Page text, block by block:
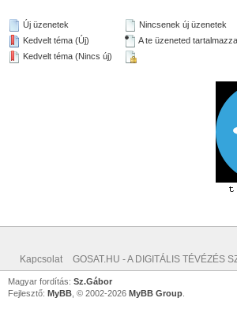
Új üzenetek
Kedvelt téma (Új)
Kedvelt téma (Nincs új)
Nincsenek új üzenetek
A te üzeneted tartalmazza
Kapcsolat GOSAT.HU - A DIGITÁLIS TÉVÉZÉS
Magyar fordítás: Sz.Gábor
Fejlesztő: MyBB , © 2002-2026 MyBB Group